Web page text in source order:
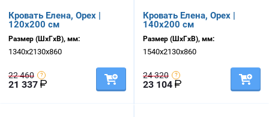
Кровать Елена, Орех |
120х200 см
Размер (ШхГхВ), мм:
1340х2130х860
22 460
21 337
Кровать Елена, Орех |
140х200 см
Размер (ШхГхВ), мм:
1540х2130х860
24 320
23 104